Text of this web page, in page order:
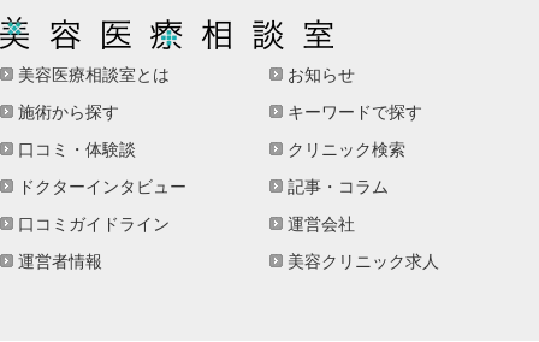
美容医療相談室とは
お知らせ
施術から探す
キーワードで探す
口コミ・体験談
クリニック検索
ドクターインタビュー
記事・コラム
口コミガイドライン
運営会社
運営者情報
美容クリニック求人